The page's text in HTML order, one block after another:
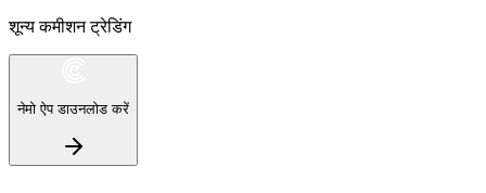
शून्य कमीशन ट्रेडिंग
नेमो ऐप डाउनलोड करें